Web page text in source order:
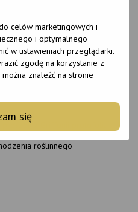
celów marketingowych i
i optymalnego
w ustawieniach przeglądarki.
zgodę na korzystanie z
znaleźć na stronie
się
sen i utrzymuje stan psycho-
składników
proszek z Griffonii protofolia
roślinnego